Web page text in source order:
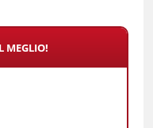
MEGLIO!